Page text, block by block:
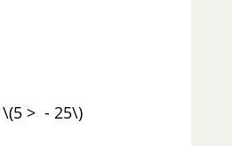
> - 25\)